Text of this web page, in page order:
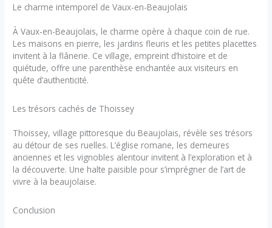
Le charme intemporel de Vaux-en-Beaujolais
À Vaux-en-Beaujolais, le charme opère à chaque coin de rue.
Les maisons en pierre, les jardins fleuris et les petites placettes
invitent à la flânerie. Ce village, empreint d’histoire et de
quiétude, offre une parenthèse enchantée aux visiteurs en
quête d’authenticité.
Les trésors cachés de Thoissey
Thoissey, village pittoresque du Beaujolais, révèle ses trésors
au détour de ses ruelles. L’église romane, les demeures
anciennes et les vignobles alentour invitent à l’exploration et à
la découverte. Une halte paisible pour s’imprégner de l’art de
vivre à la beaujolaise.
Conclusion